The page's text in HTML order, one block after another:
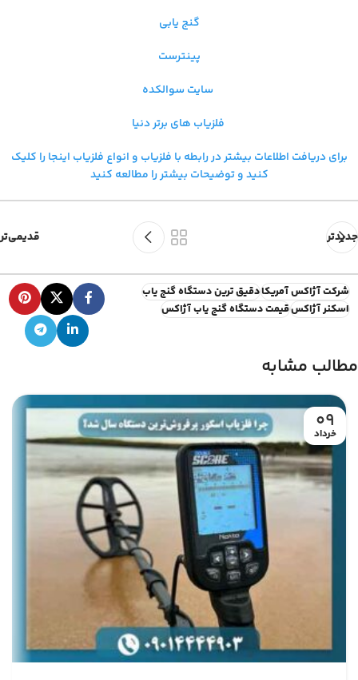
گنج یابی
پینترست
سایت سوالکده
فلزیاب های برتر دنیا
برای دریافت اطلاعات بیشتر در رابطه با فلزیاب و انواع فلزیاب اینجا را کلیک
کنید و توضیحات بیشتر را مطالعه کنید
جدیدتر قدیمی‌تر
شرکت آژاکس آمریکادقیق ترین دستگاه گنج یاب
اسکنر آژاکسقیمت دستگاه گنج یاب آژاکس
مطالب مشابه
09
خرداد